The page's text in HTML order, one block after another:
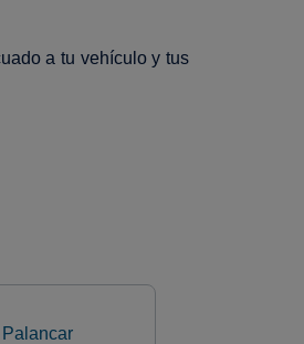
a tu vehículo y tus
Palancar